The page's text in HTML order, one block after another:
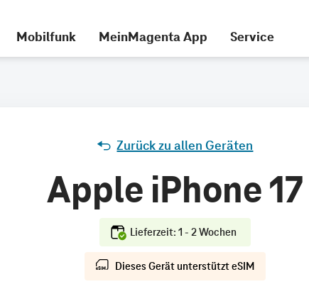
Mobilfunk MeinMagenta App Service
Zurück zu allen Geräten
Apple iPhone 17
Lieferzeit: 1 - 2 Wochen
Dieses Gerät unterstützt eSIM